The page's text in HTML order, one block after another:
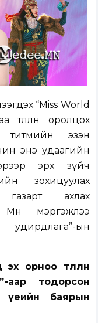
“Miss World
оролцох
титмийн эзэн
энэ удаагийн
эрх зүйч
зохицуулах
ахлах
Мөн мэргэжлээ
ын
орноо төлөөлөн
аар тодорсон
үеийн баярын